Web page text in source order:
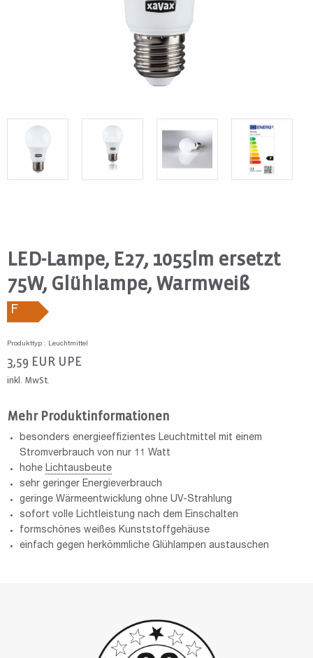
LED-Lampe, E27, 1055lm ersetzt
75W, Glühlampe, Warmweiß
F
Produkttyp : Leuchtmittel
3,59 EUR UPE
inkl. MwSt.
Mehr Produktinformationen
besonders energieeffizientes Leuchtmittel mit einem
Stromverbrauch von nur 11 Watt
hohe Lichtausbeute
sehr geringer Energieverbrauch
geringe Wärmeentwicklung ohne UV-Strahlung
sofort volle Lichtleistung nach dem Einschalten
formschönes weißes Kunststoffgehäuse
einfach gegen herkömmliche Glühlampen austauschen